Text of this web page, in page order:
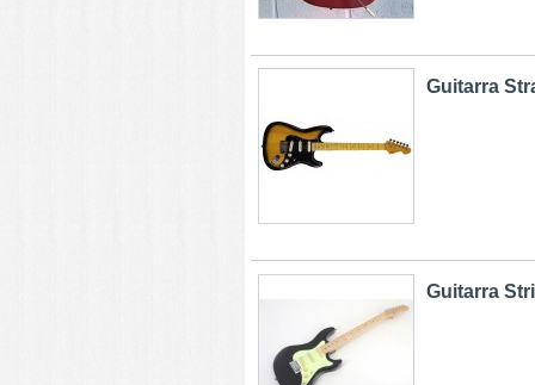
Guitarra
Guitarra